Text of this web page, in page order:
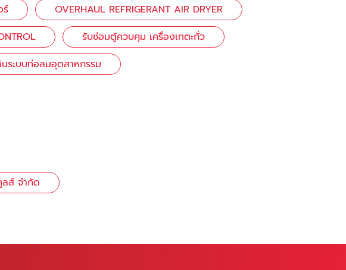
ร์
OVERHAUL REFRIGERANT AIR DRYER
รับซ่อมตู้ควบคุม เครื่องเทตะกั่ว
นระบบท่อลมอุตสาหกรรม
ส์ จำกัด